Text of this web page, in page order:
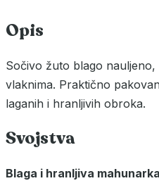
Opis
Sočivo žuto blago
vlaknima. Praktično
laganih i hranljivih obroka.
Svojstva
Blaga i hranljiva mahunarka